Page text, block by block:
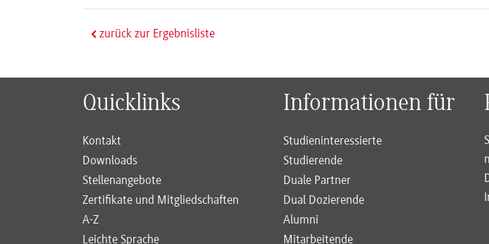
zurück zur Ergebnisliste
Quicklinks
Kontakt
Downloads
Stellenangebote
Zertifikate und Mitgliedschaften
A-Z
Leichte Sprache
Informationen für
Studieninteressierte
Studierende
Duale Partner
Dual Dozierende
Alumni
Mitarbeitende